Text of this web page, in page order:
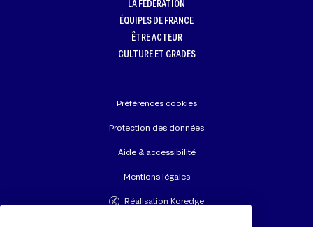
LA FÉDÉRATION
ÉQUIPES DE FRANCE
ÊTRE ACTEUR
CULTURE ET GRADES
Préférences cookies
Protection des données
Aide & accessibilité
Mentions légales
Réalisation Koredge